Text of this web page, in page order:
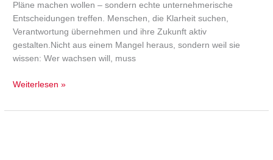
Pläne machen wollen – sondern echte unternehmerische
Entscheidungen treffen. Menschen, die Klarheit suchen,
Verantwortung übernehmen und ihre Zukunft aktiv
gestalten.Nicht aus einem Mangel heraus, sondern weil sie
wissen: Wer wachsen will, muss
Weiterlesen »